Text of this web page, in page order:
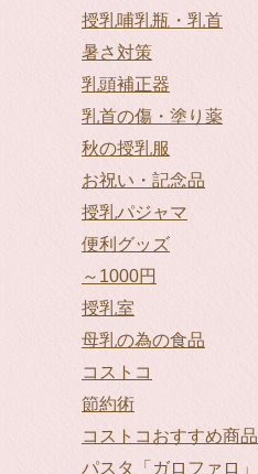
授乳哺乳瓶・乳首
暑さ対策
乳頭補正器
乳首の傷・塗り薬
秋の授乳服
お祝い・記念品
授乳パジャマ
便利グッズ
～1000円
授乳室
母乳の為の食品
コストコ
節約術
コストコおすすめ商品
パスタ「ガロファロ」